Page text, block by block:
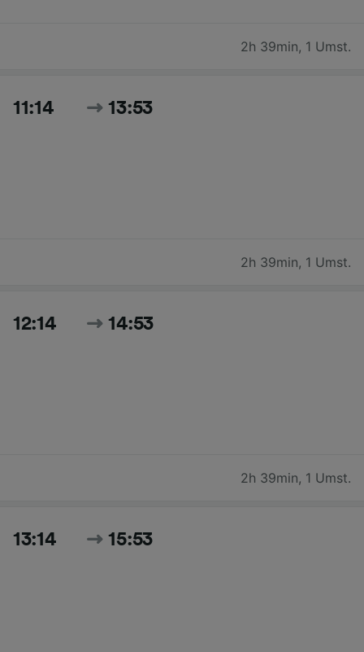
2h 39min, 1 Umst.
11:14 13:53
2h 39min, 1 Umst.
12:14 14:53
2h 39min, 1 Umst.
13:14 15:53